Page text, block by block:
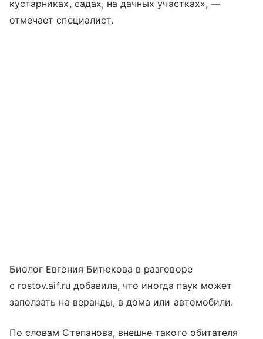
кустарниках, садах, на дачных участках», —
отмечает специалист.
Биолог Евгения Битюкова в разговоре
с rostov.aif.ru добавила, что иногда паук может
заползать на веранды, в дома или автомобили.
По словам Степанова, внешне такого обитателя